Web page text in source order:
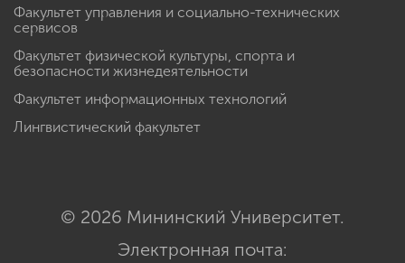
Факультет управления и социально-технических
сервисов
Факультет физической культуры, спорта и
безопасности жизнедеятельности
Факультет информационных технологий
Лингвистический факультет
© 2026 Мининский Университет.
Электронная почта: